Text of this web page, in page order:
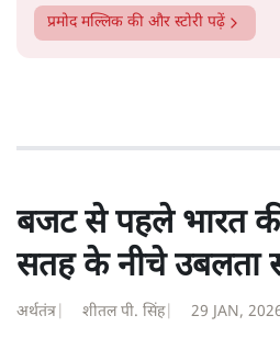
प्रमोद मल्लिक की और स्टोरी पढ़ें
बजट से पहले भारत
सतह के नीचे उबलता
अर्थतंत्र शीतल पी. सिंह| 29 JAN,